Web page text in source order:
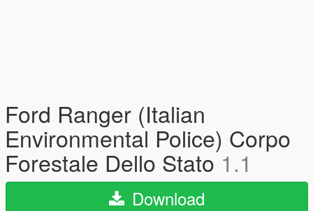
Ford Ranger (Italian
Environmental Police) Corpo
Forestale Dello Stato1.1
Download